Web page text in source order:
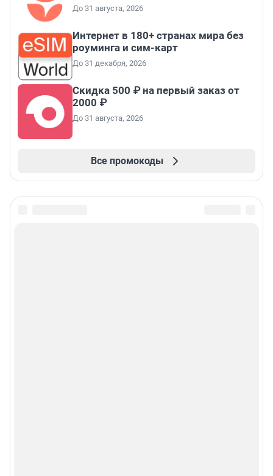
До 31 августа, 2026
Интернет в 180+ странах мира без
роуминга и сим-карт
До 31 декабря, 2026
Скидка 500 ₽ на первый заказ от
2000 ₽
До 31 августа, 2026
Все промокоды